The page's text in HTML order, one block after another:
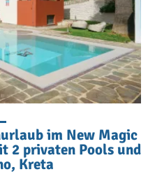
im New Magic
2 privaten Pools und
Kreta